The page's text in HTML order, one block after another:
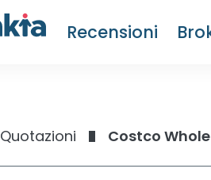
Recensioni
Quotazioni Costco